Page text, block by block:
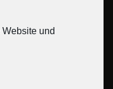
und